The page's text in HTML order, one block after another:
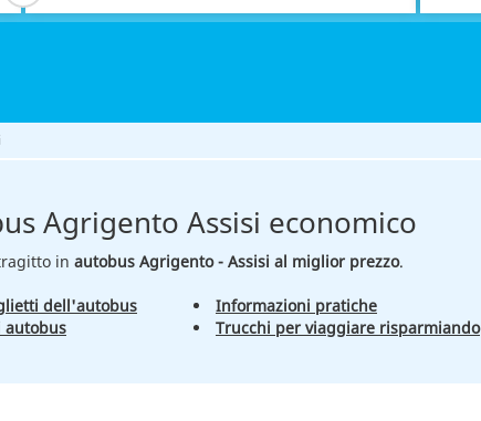
Agrigento Assisi economico
in autobus Agrigento - Assisi al miglior prezzo.
dell'autobus
autobus
Informazioni pratiche
Trucchi per viaggiare risparmiando